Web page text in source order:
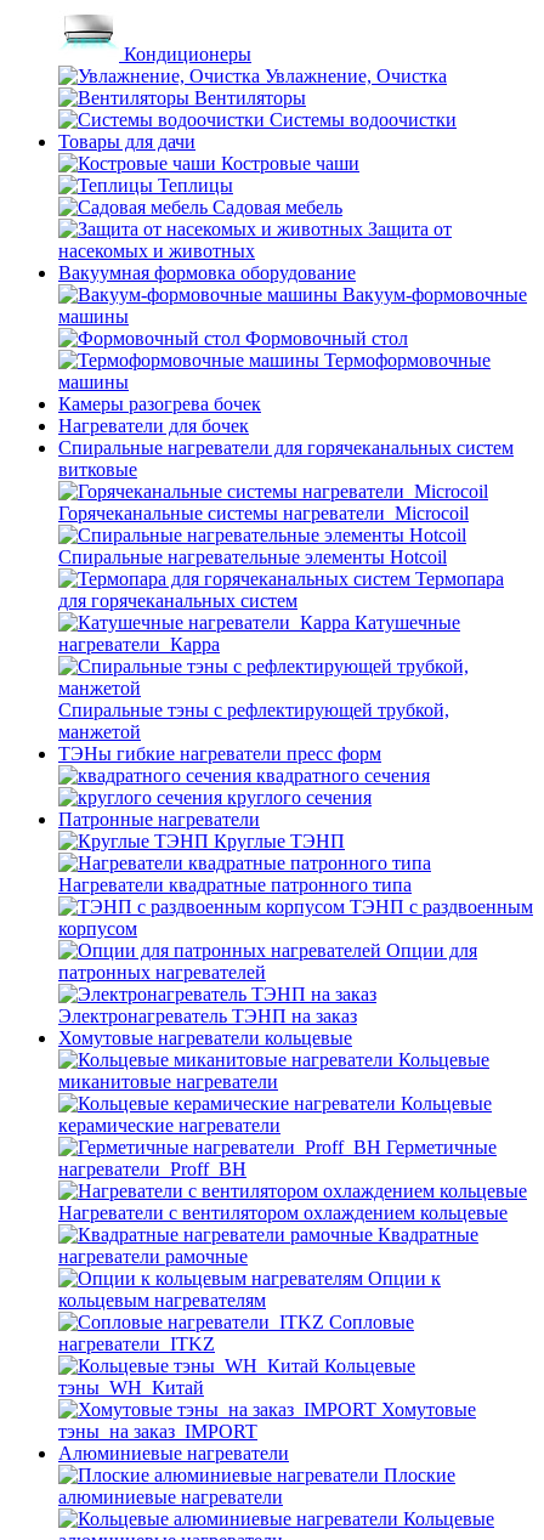
Кондиционеры
Увлажнение, Очистка
Вентиляторы
Системы водоочистки
Товары для дачи
Костровые чаши
Теплицы
Садовая мебель
Защита от
насекомых и животных
Вакуумная формовка оборудование
Вакуум-формовочные
машины
Формовочный стол
Термоформовочные
машины
Камеры разогрева бочек
Нагреватели для бочек
Спиральные нагреватели для горячеканальных систем
витковые
Горячеканальные системы нагреватели_Microcoil
Спиральные нагревательные элементы Hotcoil
Термопара
для горячеканальных систем
Катушечные
нагреватели_Карра
Спиральные тэны с рефлектирующей трубкой,
манжетой
ТЭНы гибкие нагреватели пресс форм
квадратного сечения
круглого сечения
Патронные нагреватели
Круглые ТЭНП
Нагреватели квадратные патронного типа
ТЭНП с раздвоенным
корпусом
Опции для
патронных нагревателей
Электронагреватель ТЭНП на заказ
Хомутовые нагреватели кольцевые
Кольцевые
миканитовые нагреватели
Кольцевые
керамические нагреватели
Герметичные
нагреватели_Proff_BH
Нагреватели с вентилятором охлаждением кольцевые
Квадратные
нагреватели рамочные
Опции к
кольцевым нагревателям
Cопловые
нагреватели_ITKZ
Кольцевые
тэны_WH_Китай
Хомутовые
тэны_на заказ_IMPORT
Алюминиевые нагреватели
Плоские
алюминиевые нагреватели
Кольцевые